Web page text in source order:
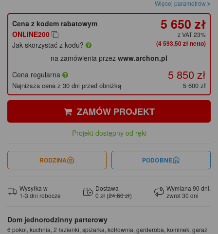
Więcej parametrów
Dom jednorodzinny parterowy
6 pokoi, kuchnia, 2 łazienki, spiżarka, kotłownia, garderoba, kominek, garaż
Cena z kodem rabatowym
ONLINE200
Jak skorzystać z kodu?
5 650 zł
z VAT 23%
(4 593,50 zł netto)
na zamówienia przez www.archon.pl
Cena regularna
5 850 zł
Najniższa cena z 30 dni przed obniżką 5 600 zł
ZAMÓW PROJEKT
Projekt dostępny od ręki
RODZINA PODOBNE
Wysyłka w
1-3 dni robocze
Dostawa
0 zł (24,60 zł)
Wymiana 90 dni,
zwrot 30 dni